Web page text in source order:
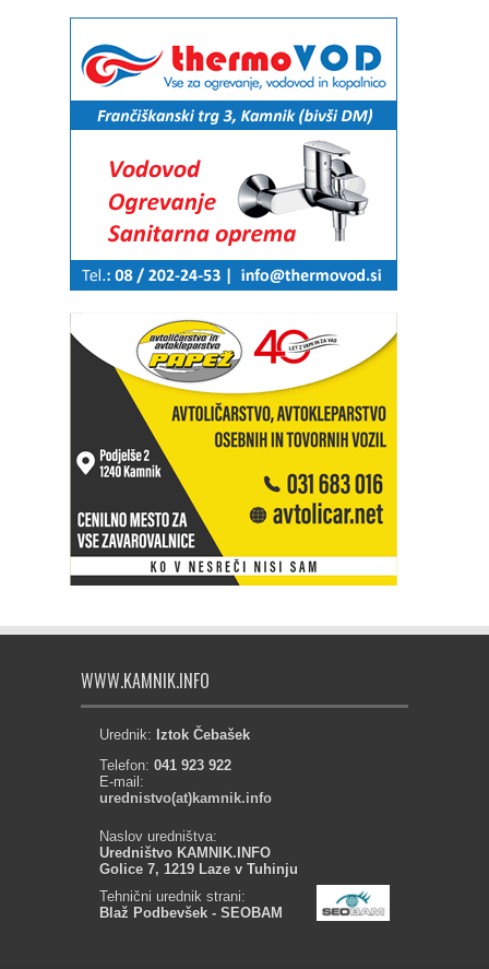
WWW.KAMNIK.INFO
Urednik: Iztok Čebašek
Telefon: 041 923 922
E-mail:
urednistvo(at)kamnik.info
Naslov uredništva:
Uredništvo KAMNIK.INFO
Golice 7, 1219 Laze v Tuhinju
Tehnični urednik strani:
Blaž Podbevšek - SEOBAM